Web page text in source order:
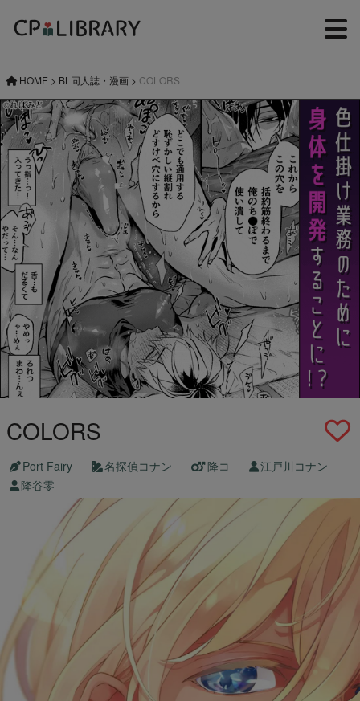
HOME > BL同人誌・漫画 > COLORS
COLORS
Port Fairy 名探偵コナン 降コ
江戸川コナン
降谷零